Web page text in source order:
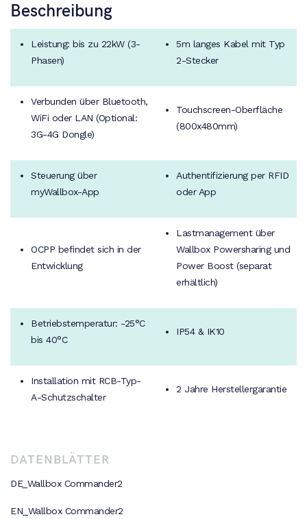
Beschreibung
Leistung: bis zu 22kW (3-
Phasen)
5m langes Kabel mit Typ
2-Stecker
Verbunden über Bluetooth,
WiFi oder LAN (Optional:
3G-4G Dongle)
Touchscreen-Oberfläche
(800x480mm)
Steuerung über
myWallbox-App
Authentifizierung per RFID
oder App
OCPP befindet sich in der
Entwicklung
Lastmanagement über
Wallbox Powersharing und
Power Boost (separat
erhältlich)
Betriebstemperatur: -25°C
bis 40°C
IP54 & IK10
Installation mit RCB-Typ-
A-Schutzschalter
2 Jahre Herstellergarantie
DATENBLÄTTER
DE_Wallbox Commander2
EN_Wallbox Commander2